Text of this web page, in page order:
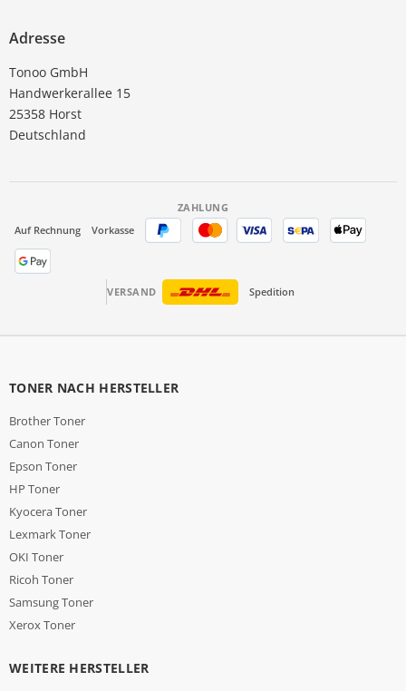
Adresse
Tonoo GmbH
Handwerkerallee 15
25358 Horst
Deutschland
ZAHLUNG
Auf Rechnung
Vorkasse
VERSAND Spedition
TONER NACH HERSTELLER
Brother Toner
Canon Toner
Epson Toner
HP Toner
Kyocera Toner
Lexmark Toner
OKI Toner
Ricoh Toner
Samsung Toner
Xerox Toner
WEITERE HERSTELLER